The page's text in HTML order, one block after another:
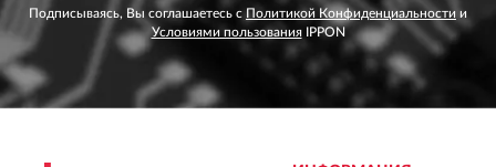
Подписываясь, Вы соглашаетесь с Политикой Конфиденциальности и
Условиями пользованияIPPON